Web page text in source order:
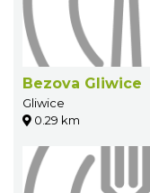
Bezova Gliwice
Gliwice
0.29 km